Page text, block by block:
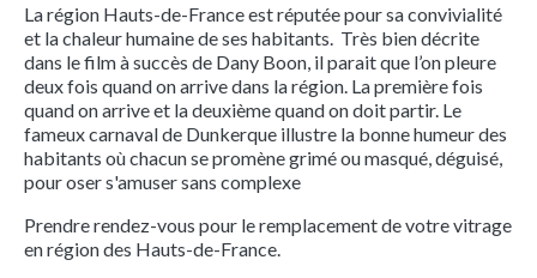
La région Hauts-de-France est réputée pour sa convivialité
et la chaleur humaine de ses habitants. Très bien décrite
dans le film à succès de Dany Boon, il parait que l’on pleure
deux fois quand on arrive dans la région. La première fois
quand on arrive et la deuxième quand on doit partir. Le
fameux carnaval de Dunkerque illustre la bonne humeur des
habitants où chacun se promène grimé ou masqué, déguisé,
pour oser s'amuser sans complexe
Prendre rendez-vous pour le remplacement de votre vitrage
en région des Hauts-de-France.